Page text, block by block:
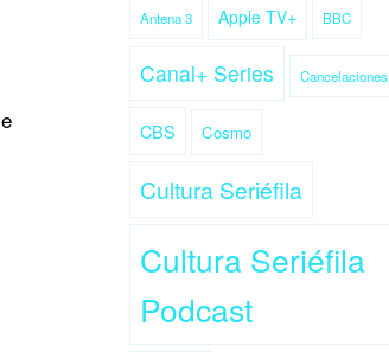
Antena 3 Apple TV+ BBC
Canal+ Series Cancelaciones
CBS Cosmo
Cultura Seriéfila
Cultura Seriéfila
Podcast